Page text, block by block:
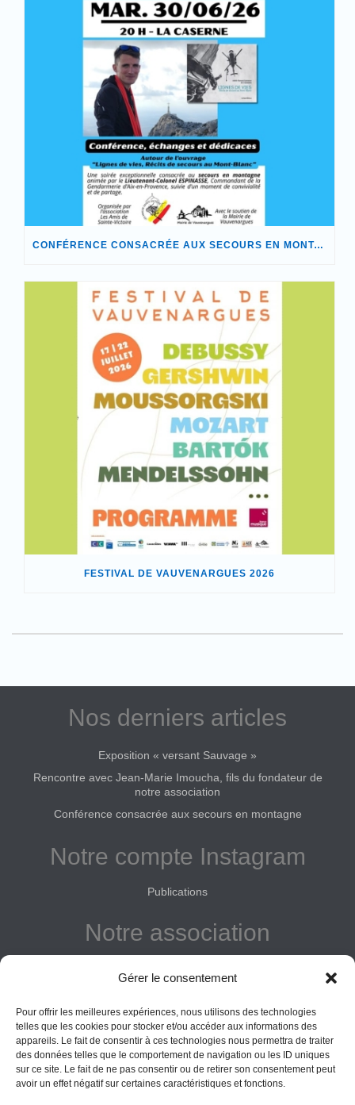
Gérer le consentement
Pour offrir les meilleures expériences, nous utilisons des technologies
telles que les cookies pour stocker et/ou accéder aux informations des
appareils. Le fait de consentir à ces technologies nous permettra de traiter
des données telles que le comportement de navigation ou les ID uniques
sur ce site. Le fait de ne pas consentir ou de retirer son consentement peut
avoir un effet négatif sur certaines caractéristiques et fonctions.
CONFÉRENCE CONSACRÉE AUX SECOURS EN MONTAGNE
FESTIVAL DE VAUVENARGUES 2026
Nos derniers articles
Exposition « versant Sauvage »
Rencontre avec Jean-Marie Imoucha, fils du fondateur de
notre association
Conférence consacrée aux secours en montagne
Notre compte Instagram
Publications
Notre association
Donner
Vos obligations